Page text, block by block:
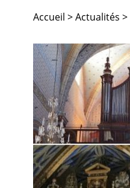
Accueil >Actualités >